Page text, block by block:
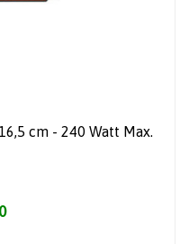
cm - 240 Watt Max.